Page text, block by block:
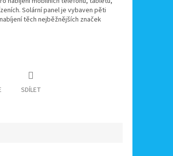
Solární panel je vybaven pěti
těch nejběžnějších značek
SDÍLET